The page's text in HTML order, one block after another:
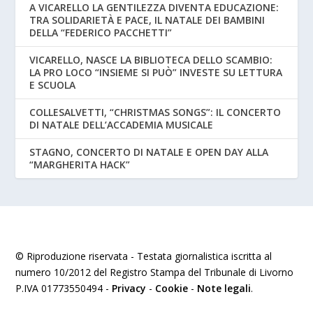
A VICARELLO LA GENTILEZZA DIVENTA EDUCAZIONE:
TRA SOLIDARIETÀ E PACE, IL NATALE DEI BAMBINI
DELLA “FEDERICO PACCHETTI”
VICARELLO, NASCE LA BIBLIOTECA DELLO SCAMBIO:
LA PRO LOCO “INSIEME SI PUÒ” INVESTE SU LETTURA
E SCUOLA
COLLESALVETTI, “CHRISTMAS SONGS”: IL CONCERTO
DI NATALE DELL’ACCADEMIA MUSICALE
STAGNO, CONCERTO DI NATALE E OPEN DAY ALLA
“MARGHERITA HACK”
© Riproduzione riservata - Testata giornalistica iscritta al
numero 10/2012 del Registro Stampa del Tribunale di Livorno
P.IVA 01773550494 - Privacy - Cookie - Note legali.